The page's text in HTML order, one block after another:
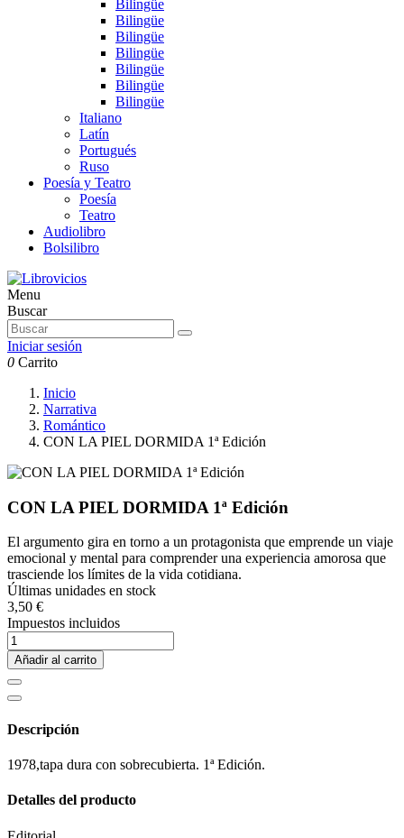
Bilingüe
Bilingüe
Bilingüe
Bilingüe
Bilingüe
Bilingüe
Bilingüe
Italiano
Latín
Portugués
Ruso
Poesía y Teatro
Poesía
Teatro
Audiolibro
Bolsilibro
Menu
Buscar
Iniciar sesión
0 Carrito
Inicio
Narrativa
Romántico
CON LA PIEL DORMIDA 1ª Edición
CON LA PIEL DORMIDA 1ª Edición
El argumento gira en torno a un protagonista que emprende un viaje
emocional y mental para comprender una experiencia amorosa que
trasciende los límites de la vida cotidiana.
Últimas unidades en stock
3,50 €
Impuestos incluidos
Añadir al carrito
Descripción
1978,tapa dura con sobrecubierta. 1ª Edición.
Detalles del producto